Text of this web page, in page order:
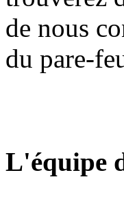
de nous
du pare-
L'équipe